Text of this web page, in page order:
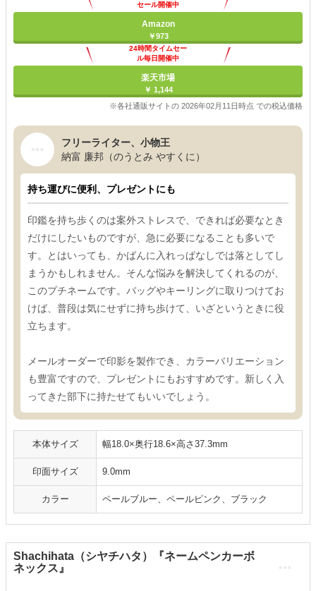
セール開催中
Amazon
￥973
24時間タイムセー
ル毎日開催中
楽天市場
￥ 1,144
※各社通販サイトの 2026年02月11日時点 での税込価格
フリーライター、小物王
納富 廉邦（のうとみ やすくに）
持ち運びに便利、プレゼントにも
印鑑を持ち歩くのは案外ストレスで、できれば必要なとき
だけにしたいものですが、急に必要になることも多いで
す。とはいっても、かばんに入れっぱなしでは落としてし
まうかもしれません。そんな悩みを解決してくれるのが、
このプチネームです。バッグやキーリングに取りつけてお
けば、普段は気にせずに持ち歩けて、いざというときに役
立ちます。
メールオーダーで印影を製作でき、カラーバリエーション
も豊富ですので、プレゼントにもおすすめです。新しく入
ってきた部下に持たせてもいいでしょう。
本体サイズ 幅18.0×奥行18.6×高さ37.3mm
印面サイズ 9.0mm
カラー ペールブルー、ペールピンク、ブラック
Shachihata（シヤチハタ）『ネームペンカーボ
ネックス』